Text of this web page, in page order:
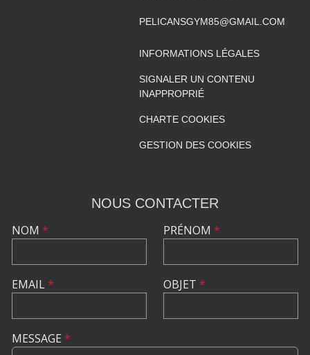
PELICANSGYM85@GMAIL.COM
INFORMATIONS LÉGALES
SIGNALER UN CONTENU
INAPPROPRIÉ
CHARTE COOKIES
GESTION DES COOKIES
NOUS CONTACTER
NOM *
EMAIL*
PRÉNOM *
OBJET *
MESSAGE *